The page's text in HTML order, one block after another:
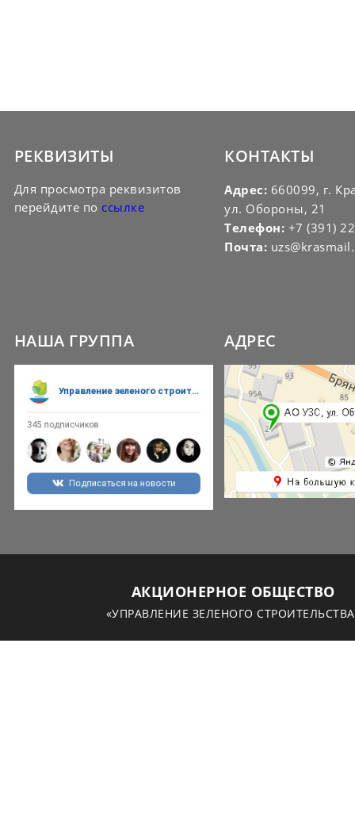
РЕКВИЗИТЫ
Для просмотра реквизитов
перейдите по ссылке
КОНТАКТЫ
Адрес: 660099, г.
ул. Обороны, 21
Телефон: +7 (391)
Почта:
НАША ГРУППА АДРЕС
АКЦИОНЕРНОЕ ОБЩЕСТВО
«УПРАВЛЕНИЕ ЗЕЛЕНОГО